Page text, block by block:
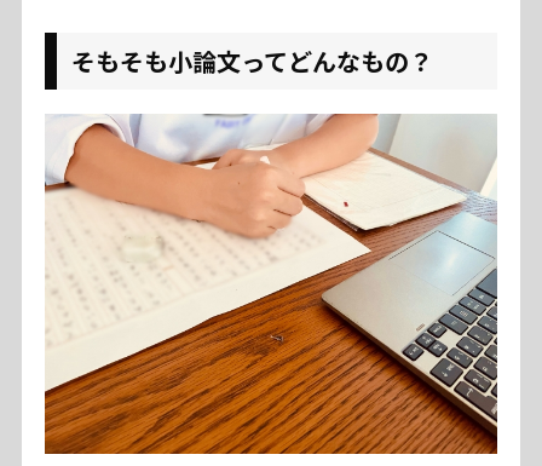
そもそも小論文ってどんなもの？